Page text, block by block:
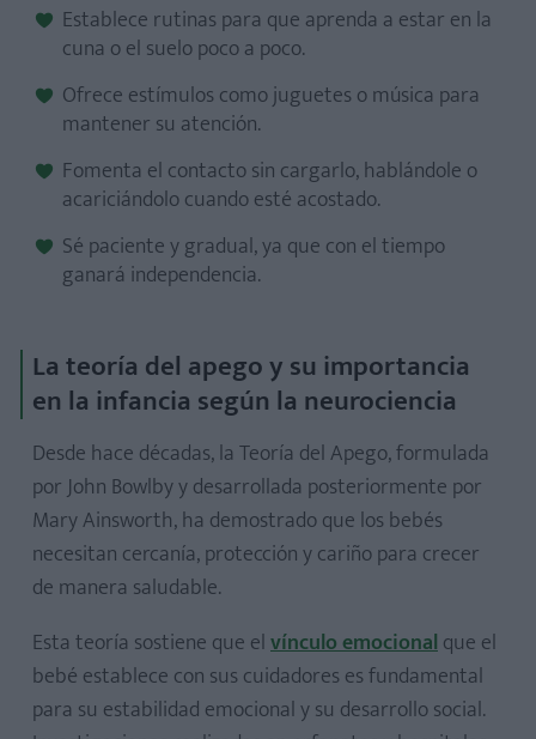
Establece rutinas para que aprenda a estar en la
cuna o el suelo poco a poco.
Ofrece estímulos como juguetes o música para
mantener su atención.
Fomenta el contacto sin cargarlo, hablándole o
acariciándolo cuando esté acostado.
Sé paciente y gradual, ya que con el tiempo
ganará independencia.
La teoría del apego y su importancia
en la infancia según la neurociencia
Desde hace décadas, la Teoría del Apego, formulada
por John Bowlby y desarrollada posteriormente por
Mary Ainsworth, ha demostrado que los bebés
necesitan cercanía, protección y cariño para crecer
de manera saludable.
Esta teoría sostiene que elvínculo emocionalque el
bebé establece con sus cuidadores es fundamental
para su estabilidad emocional y su desarrollo social.